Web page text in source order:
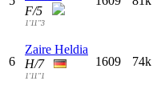
F/5
1'11"3
6
Zaire Heldia
H/7
1'11"1
1609 74k